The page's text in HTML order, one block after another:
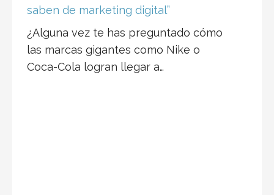
saben de marketing digital”
¿Alguna vez te has preguntado cómo
las marcas gigantes como Nike o
Coca-Cola logran llegar a…